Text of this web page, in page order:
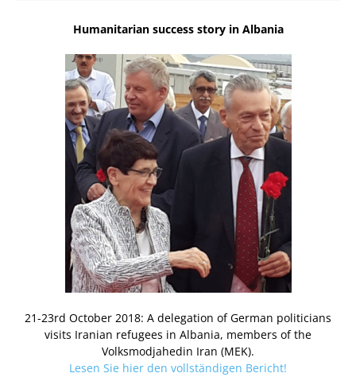
Humanitarian success story in Albania
21-23rd October 2018: A delegation of German politicians
visits Iranian refugees in Albania, members of the
Volksmodjahedin Iran (MEK).
Lesen Sie hier den vollständigen Bericht!